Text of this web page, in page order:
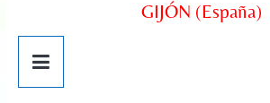
GIJÓN (España)